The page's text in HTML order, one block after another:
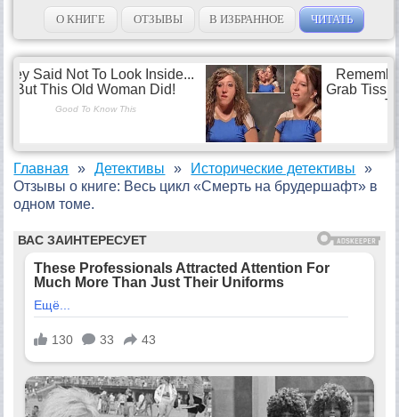
О КНИГЕ
ОТЗЫВЫ В ИЗБРАННОЕ ЧИТАТЬ
Главная Детективы
Исторические детективы
Отзывы о книге: Весь цикл «Смерть на брудершафт» в
одном томе.